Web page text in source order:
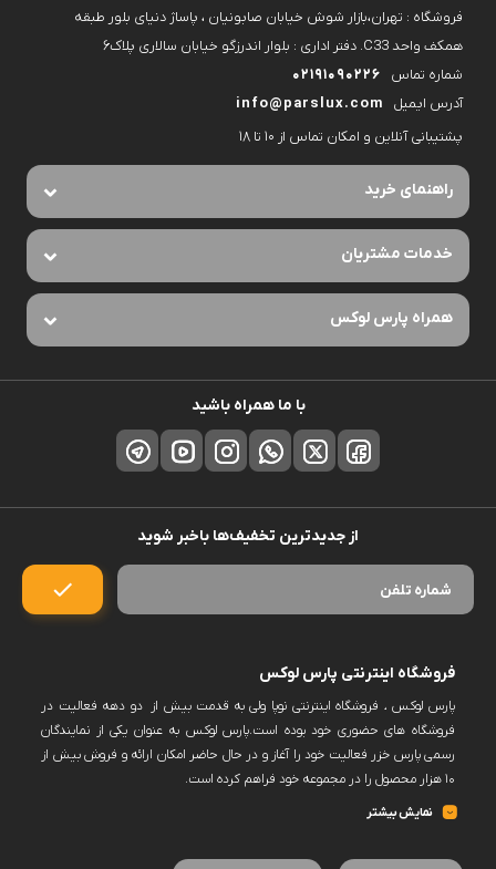
فروشگاه : تهران،بازار شوش خیابان صابونیان ، پاساژ دنیای بلور طبقه
همکف واحد C33. دفتر اداری : بلوار اندرزگو خیابان سالاری پلاک۶
شماره تماس
02191090226
آدرس ایمیل
info@parslux.com
پشتیبانی آنلاین و امکان تماس از ۱۰ تا ۱۸
راهنمای خرید
خدمات مشتریان
همراه پارس لوکس
با ما همراه باشید
از جدیدترین تخفیف‌ها باخبر شوید
فروشگاه اینترنتی پارس لوکس
پارس لوکس ، فروشگاه اینترنتی نوپا ولی به قدمت بیش از دو دهه فعالیت در
فروشگاه های حضوری خود بوده است.پارس لوکس به عنوان یکی از نمایندگان
رسمی پارس خزر فعالیت خود را آغاز و در حال حاضر امکان ارائه و فروش بیش از
۱۰ هزار محصول را در مجموعه خود فراهم کرده است.
پارس لوکس اکنون فروش حضوری ندارد و کلیه سفارشات خود را منعطف بر
نمایش بیشتر